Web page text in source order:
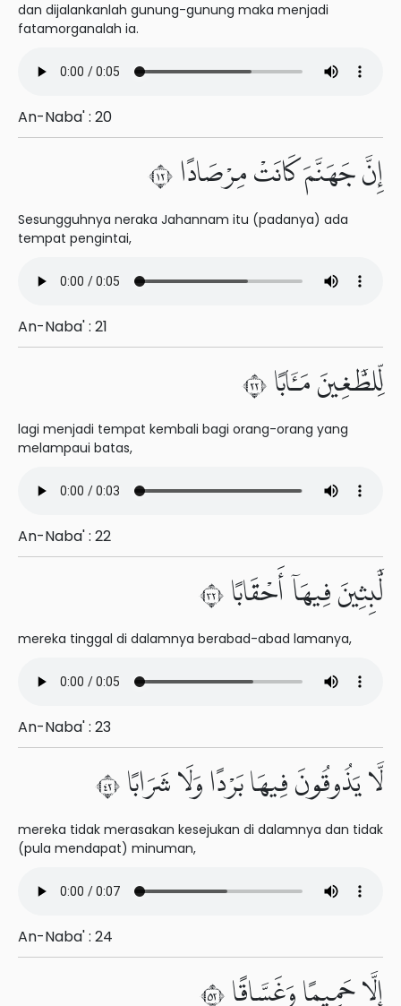
dan dijalankanlah gunung-gunung maka menjadi
fatamorganalah ia.
An-Naba' : 20
إِنَّ جَهَنَّمَ كَانَتْ مِرْصَادًا ٢١
Sesungguhnya neraka Jahannam itu (padanya) ada
tempat pengintai,
An-Naba' : 21
لِّلطَّٰغِينَ مَـَٔابًا ٢٢
lagi menjadi tempat kembali bagi orang-orang yang
melampaui batas,
An-Naba' : 22
لَّٰبِثِينَ فِيهَآ أَحْقَابًا ٢٣
mereka tinggal di dalamnya berabad-abad lamanya,
An-Naba' : 23
لَّا يَذُوقُونَ فِيهَا بَرْدًا وَلَا شَرَابًا ٢٤
mereka tidak merasakan kesejukan di dalamnya dan tidak
(pula mendapat) minuman,
An-Naba' : 24
إِلَّا حَمِيمًا وَغَسَّاقًا ٢٥